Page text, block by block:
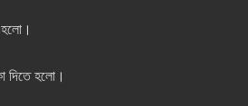
হলো।
দিতে হলো।